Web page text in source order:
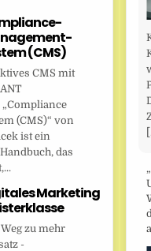
(CMS)
CMS mit
(CMS)“ von
ist ein
das
Marketing
zu mehr
-